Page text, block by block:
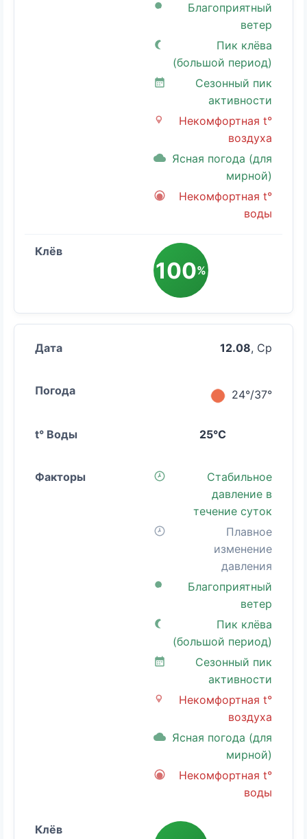
Благоприятный
ветер
Пик клёва
(большой период)
Сезонный пик
активности
Некомфортная t°
воздуха
Ясная погода (для
мирной)
Некомфортная t°
воды
100%
12.08, Ср
24°/37°
25°C
Стабильное
давление в
течение суток
Плавное
изменение
давления
Благоприятный
ветер
Пик клёва
(большой период)
Сезонный пик
активности
Некомфортная t°
воздуха
Ясная погода (для
мирной)
Некомфортная t°
воды